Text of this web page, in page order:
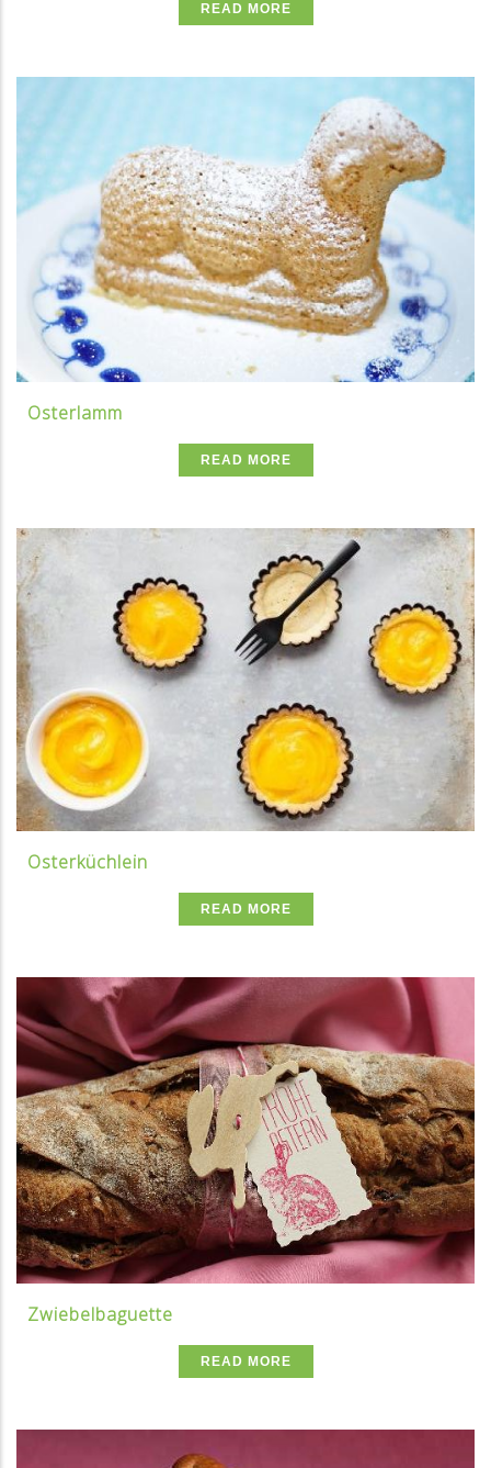
READ MORE
Osterlamm
READ MORE
Osterküchlein
READ MORE
Zwiebelbaguette
READ MORE